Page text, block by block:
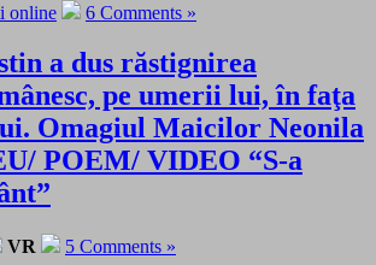
online 6 Comments »
a dus răstignirea
pe umerii lui, în faţa
Omagiul Maicilor Neonila
POEM/ VIDEO “S-a
VR 5 Comments »